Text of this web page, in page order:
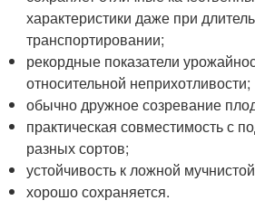
характеристики даже при
транспортировании;
рекордные показатели
относительной неприхотливости;
обычно дружное созревание
практическая совместимость с
разных сортов;
устойчивость к ложной
хорошо сохраняется.